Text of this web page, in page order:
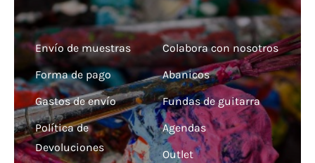
Envío de muestras
Forma de pago
Gastos de envío
Política de
Devoluciones
Colabora con nosotros
Abanicos
Fundas de guitarra
Agendas
Outlet